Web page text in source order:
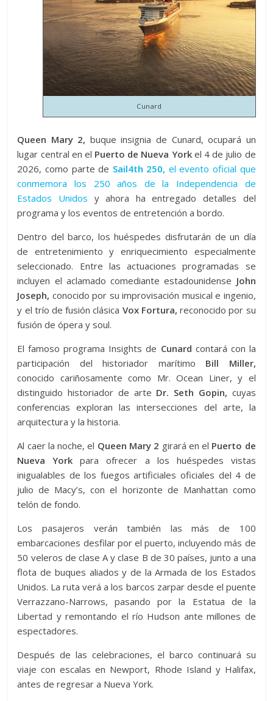
Cunard
Queen Mary 2, buque insignia de Cunard, ocupará un
lugar central en el Puerto de Nueva Yorkel 4 de julio de
2026, como parte de Sail4th 250, el evento oficial que
conmemora los 250 años de la Independencia de
Estados Unidos y ahora ha entregado detalles del
programa y los eventos de entretención a bordo.
Dentro del barco, los huéspedes disfrutarán de un día
de entretenimiento y enriquecimiento especialmente
seleccionado. Entre las actuaciones programadas se
incluyen el aclamado comediante estadounidense John
Joseph, conocido por su improvisación musical e ingenio,
y el trío de fusión clásica Vox Fortura, reconocido por su
fusión de ópera y soul.
El famoso programa Insights de Cunard contará con la
participación del historiador marítimo Bill Miller,
conocido cariñosamente como Mr. Ocean Liner, y el
distinguido historiador de arte Dr. Seth Gopin, cuyas
conferencias exploran las intersecciones del arte, la
arquitectura y la historia.
Al caer la noche, el Queen Mary 2 girará en el Puerto de
Nueva York para ofrecer a los huéspedes vistas
inigualables de los fuegos artificiales oficiales del 4 de
julio de Macy’s, con el horizonte de Manhattan como
telón de fondo.
Los pasajeros verán también las más de 100
embarcaciones desfilar por el puerto, incluyendo más de
50 veleros de clase A y clase B de 30 países, junto a una
flota de buques aliados y de la Armada de los Estados
Unidos. La ruta verá a los barcos zarpar desde el puente
Verrazzano-Narrows, pasando por la Estatua de la
Libertad y remontando el río Hudson ante millones de
espectadores.
Después de las celebraciones, el barco continuará su
viaje con escalas en Newport, Rhode Island y Halifax,
antes de regresar a Nueva York.